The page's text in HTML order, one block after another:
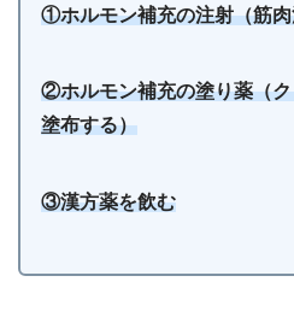
①ホルモン補充の注射（筋
②ホルモン補充の塗り薬（
塗布する）
③漢方薬を飲む